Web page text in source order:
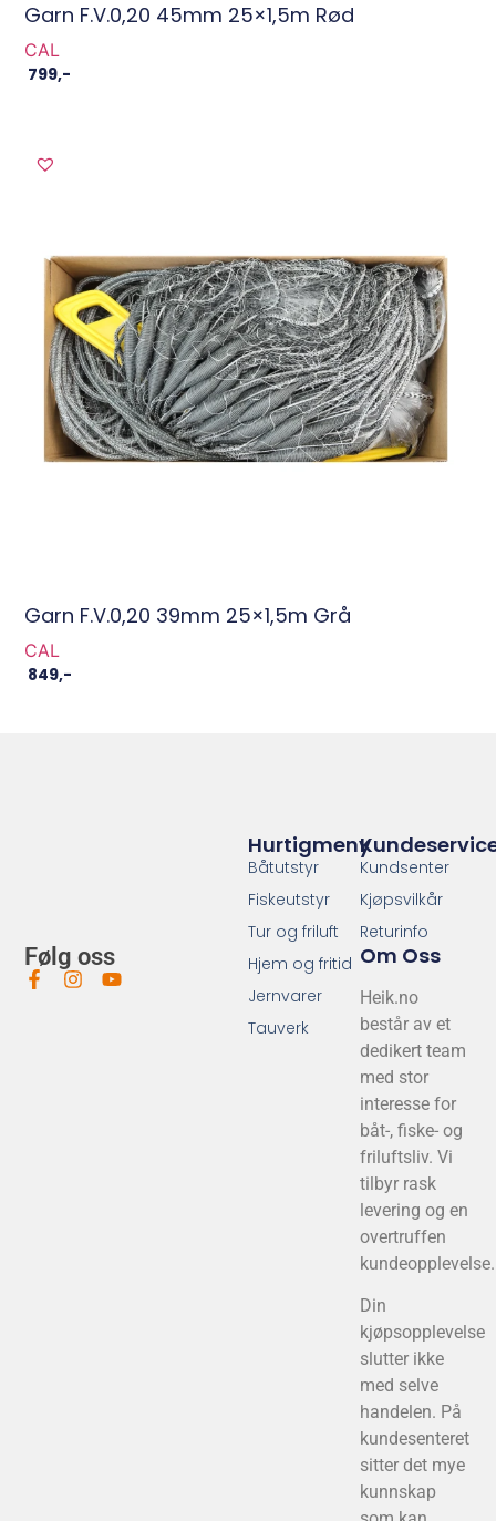
Garn F.V.0,20 45mm 25×1,5m Rød
CAL
799,-
Garn F.V.0,20 39mm 25×1,5m Grå
CAL
849,-
Følg oss
Kundsenter
Kjøpsvilkår
Returinfo
Om Oss
Heik.no
består av et
dedikert team
med stor
interesse for
båt-, fiske- og
friluftsliv. Vi
tilbyr rask
levering og en
overtruffen
kundeopplevelse.
Din
kjøpsopplevelse
slutter ikke
med selve
handelen. På
kundesenteret
sitter det mye
kunnskap
Hurtigmeny
Båtutstyr
Fiskeutstyr
Tur og friluft
Hjem og fritid
Jernvarer
Tauverk